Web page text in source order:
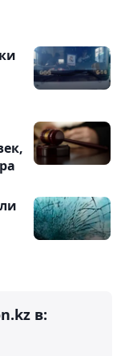
в: